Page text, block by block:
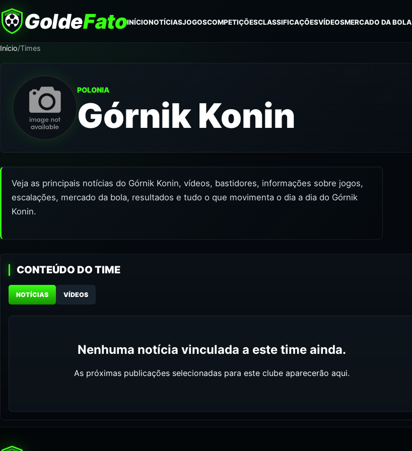
GoldeFatoINÍCIONOTÍCIASJOGOSCOMPETIÇÕESCLASSIFICAÇÕESVÍDEOSMERCADO DA BOLA
Início/Times
POLONIA
Górnik Konin
Veja as principais notícias do Górnik Konin, vídeos, bastidores, informações sobre jogos,
escalações, mercado da bola, resultados e tudo o que movimenta o dia a dia do Górnik
Konin.
CONTEÚDO DO TIME
NOTÍCIAS VÍDEOS
Nenhuma notícia vinculada a este time ainda.
As próximas publicações selecionadas para este clube aparecerão aqui.